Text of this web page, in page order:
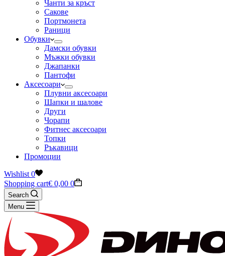
Чанти за кръст
Сакове
Портмонета
Раници
Обувки
Дамски обувки
Мъжки обувки
Джапанки
Пантофи
Аксесоари
Плувни аксесоари
Шапки и шалове
Други
Чорапи
Фитнес аксесоари
Топки
Ръкавици
Промоции
Wishlist 0
Shopping cart€ 0,00 0
Search
Menu